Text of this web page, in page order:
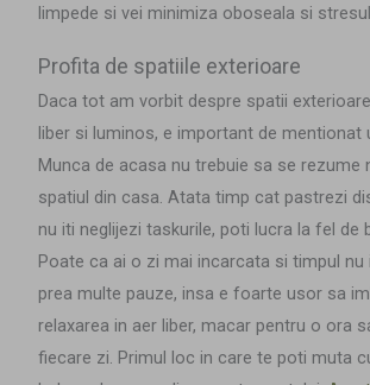
limpede si vei minimiza oboseala si
Profita de spatiile exterioare
Daca tot am vorbit despre spatii
liber si luminos, e important de mentionat
Munca de acasa nu trebuie sa se rezume
spatiul din casa. Atata timp cat pastrezi
nu iti neglijezi taskurile, poti lucra la fel de
Poate ca ai o zi mai incarcata si timpul nu
prea multe pauze, insa e foarte usor sa
relaxarea in aer liber, macar pentru o ora
fiecare zi. Primul loc in care te poti muta